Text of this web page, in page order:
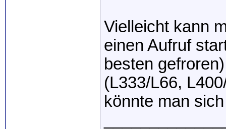
Vielleicht kann
einen Aufruf
besten
(L333/L66,
könnte man